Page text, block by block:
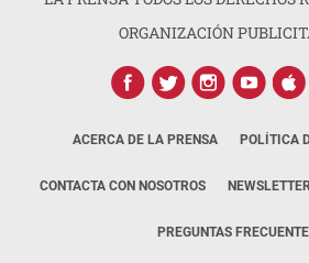
ORGANIZACIÓN
ACERCA DE LA PRENSA POLÍTICA
CONTACTA CON NOSOTROS
PREGUNTAS